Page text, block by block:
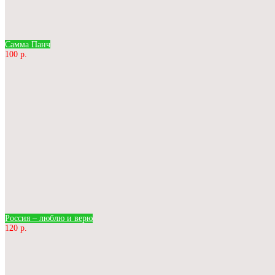
Самма Панч
100 р.
Россия – люблю и верю
120 р.